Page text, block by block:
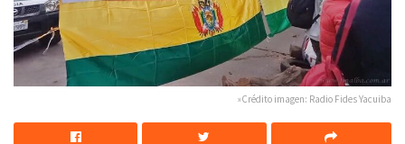
»Crédito imagen: Radio Fides Yacuiba